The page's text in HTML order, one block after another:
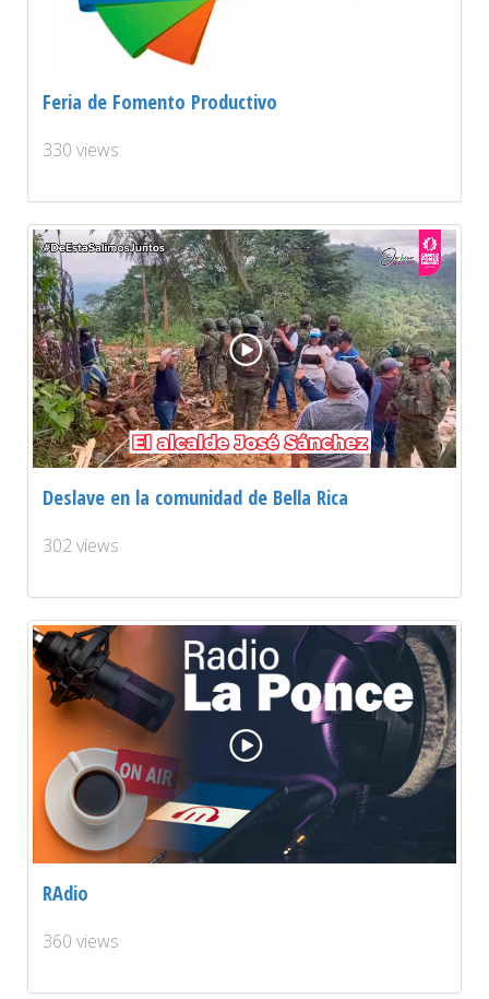
Feria de Fomento Productivo
330 views
Deslave en la comunidad de Bella Rica
302 views
RAdio
360 views